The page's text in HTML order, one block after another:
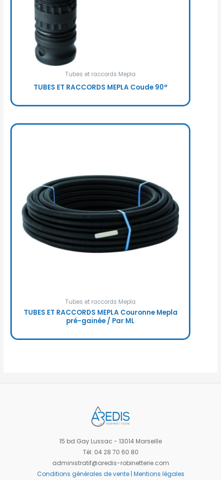
Tubes et raccords Mepla
TUBES ET RACCORDS MEPLA Coude 90°
Tubes et raccords Mepla
TUBES ET RACCORDS MEPLA Couronne Mepla
pré-gainée / Par ML
15 bd Gay Lussac - 13014 Marseille
Tél: 04 28 70 60 80
administratif@aredis-robinetterie.com
Conditions générales de vente| Mentions légales